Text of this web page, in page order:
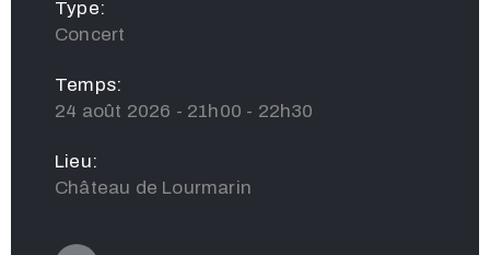
Type:
Concert
Temps:
24 août 2026 - 21h00 - 22h30
Lieu:
Château de Lourmarin